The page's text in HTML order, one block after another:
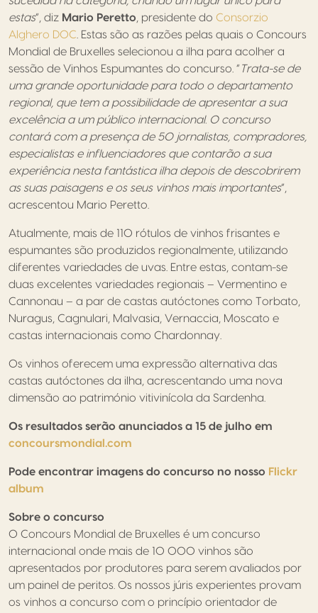
estas“, diz Mario Peretto , presidente do Consorzio
Alghero DOC . Estas são as razões pelas quais o Concours
Mondial de Bruxelles selecionou a ilha para acolher a
sessão de Vinhos Espumantes do concurso. “ Trata-se de
uma grande oportunidade para todo o departamento
regional, que tem a possibilidade de apresentar a sua
excelência a um público internacional. O concurso
contará com a presença de 50 jornalistas, compradores,
especialistas e influenciadores que contarão a sua
experiência nesta fantástica ilha depois de descobrirem
as suas paisagens e os seus vinhos mais importantes“,
acrescentou Mario Peretto.
Atualmente, mais de 110 rótulos de vinhos frisantes e
espumantes são produzidos regionalmente, utilizando
diferentes variedades de uvas. Entre estas, contam-se
duas excelentes variedades regionais – Vermentino e
Cannonau – a par de castas autóctones como Torbato,
Nuragus, Cagnulari, Malvasia, Vernaccia, Moscato e
castas internacionais como Chardonnay.
Os vinhos oferecem uma expressão alternativa das
castas autóctones da ilha, acrescentando uma nova
dimensão ao património vitivinícola da Sardenha.
Os resultados serão anunciados a 15 de julho em
concoursmondial.com
Pode encontrar imagens do concurso no nosso Flickr
album
Sobre o concurso
O Concours Mondial de Bruxelles é um concurso
internacional onde mais de 10 000 vinhos são
apresentados por produtores para serem avaliados por
um painel de peritos. Os nossos júris experientes provam
os vinhos a concurso com o princípio orientador de